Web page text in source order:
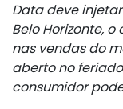
Data deve
Belo Horizonte,
nas vendas do
aberto no
consumidor